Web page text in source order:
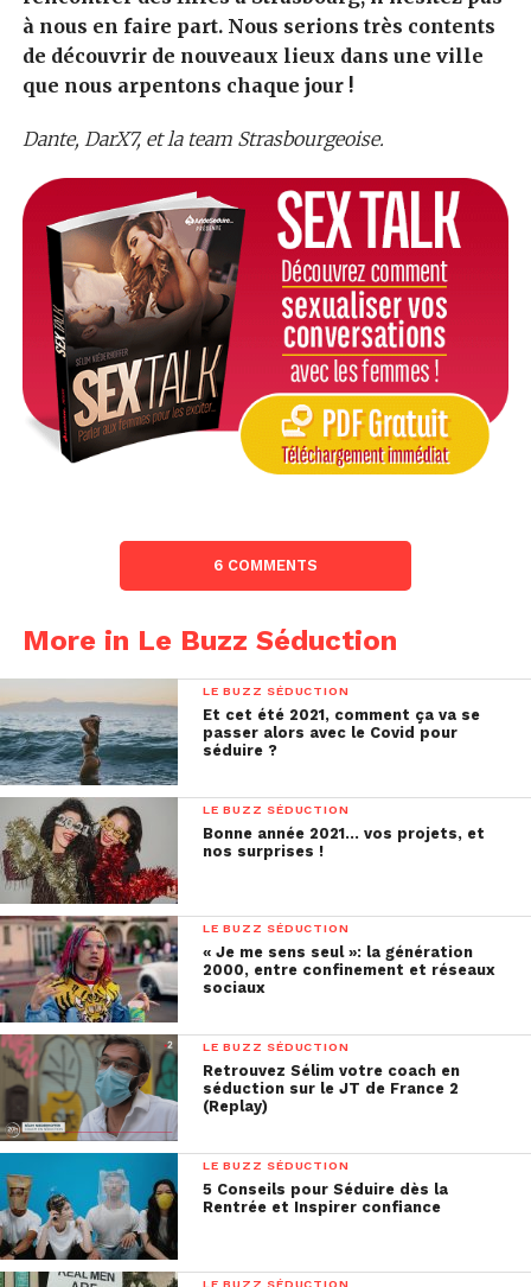
à nous en faire part. Nous serions très contents
de découvrir de nouveaux lieux dans une ville
que nous arpentons chaque jour !
Dante, DarX7, et la team Strasbourgeoise.
6 COMMENTS
More in Le Buzz Séduction
LE BUZZ SÉDUCTION
Et cet été 2021, comment ça va se
passer alors avec le Covid pour
séduire ?
LE BUZZ SÉDUCTION
Bonne année 2021… vos projets, et
nos surprises !
LE BUZZ SÉDUCTION
« Je me sens seul »: la génération
2000, entre confinement et réseaux
sociaux
LE BUZZ SÉDUCTION
Retrouvez Sélim votre coach en
séduction sur le JT de France 2
(Replay)
LE BUZZ SÉDUCTION
5 Conseils pour Séduire dès la
Rentrée et Inspirer confiance